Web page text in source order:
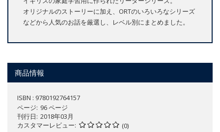
オリジナルのストーリーに加え、ORTのいろいろなシリーズ
などから人気のお話を厳選し、レベル別にまとめました。
商品情報
ISBN : 9780192764157
ページ 96 ページ
刊行日 2018年03月
カスタマーレビュー
(0)